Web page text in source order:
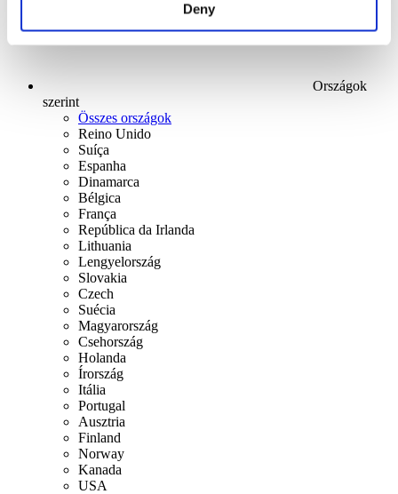
Deny
Országok
szerint
Összes országok
Reino Unido
Suíça
Espanha
Dinamarca
Bélgica
França
República da Irlanda
Lithuania
Lengyelország
Slovakia
Czech
Suécia
Magyarország
Csehország
Holanda
Írország
Itália
Portugal
Ausztria
Finland
Norway
Kanada
USA